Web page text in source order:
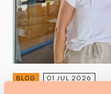
BLOG 01 JUL 2026